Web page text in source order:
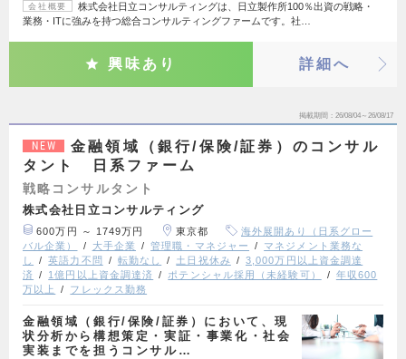
会社概要
株式会社日立コンサルティングは、日立製作所100％出資の戦略・
業務・ITに強みを持つ総合コンサルティングファームです。社…
興味あり 詳細へ
掲載期間 26/08/04～26/08/17
NEW
金融領域（銀行/保険/証券）のコンサル
タント 日系ファーム
戦略コンサルタント
株式会社日立コンサルティング
600万円 ～ 1749万円 東京都
海外展開あり（日系グロー
バル企業）
大手企業 管理職・マネジャー
マネジメント業務な
し
英語力不問 転勤なし 土日祝休み
3,000万円以上資金調達
済
1億円以上資金調達済 ポテンシャル採用（未経験可）
年収600
万以上
フレックス勤務
金融領域（銀行/保険/証券）において、現
状分析から構想策定・実証・事業化・社会
実装までを担うコンサル…